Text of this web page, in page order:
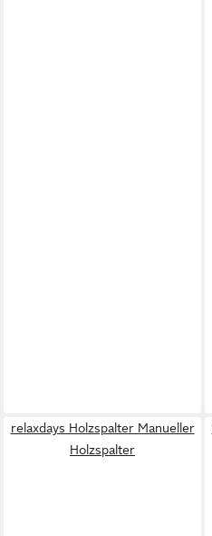
relaxdays Holzspalter Manueller
Holzspalter